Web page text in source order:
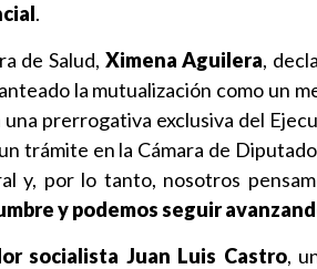
.
de Salud, Ximena Aguilera,
la mutualización como un
una prerrogativa exclusiva del
trámite en la Cámara de
y, por lo tanto, nosotros
y podemos seguir
socialista Juan Luis Castro,